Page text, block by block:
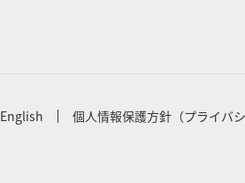
English 個人情報保護方針（プライバシ